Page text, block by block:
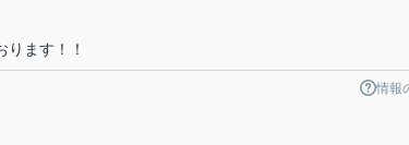
ます！！
情報